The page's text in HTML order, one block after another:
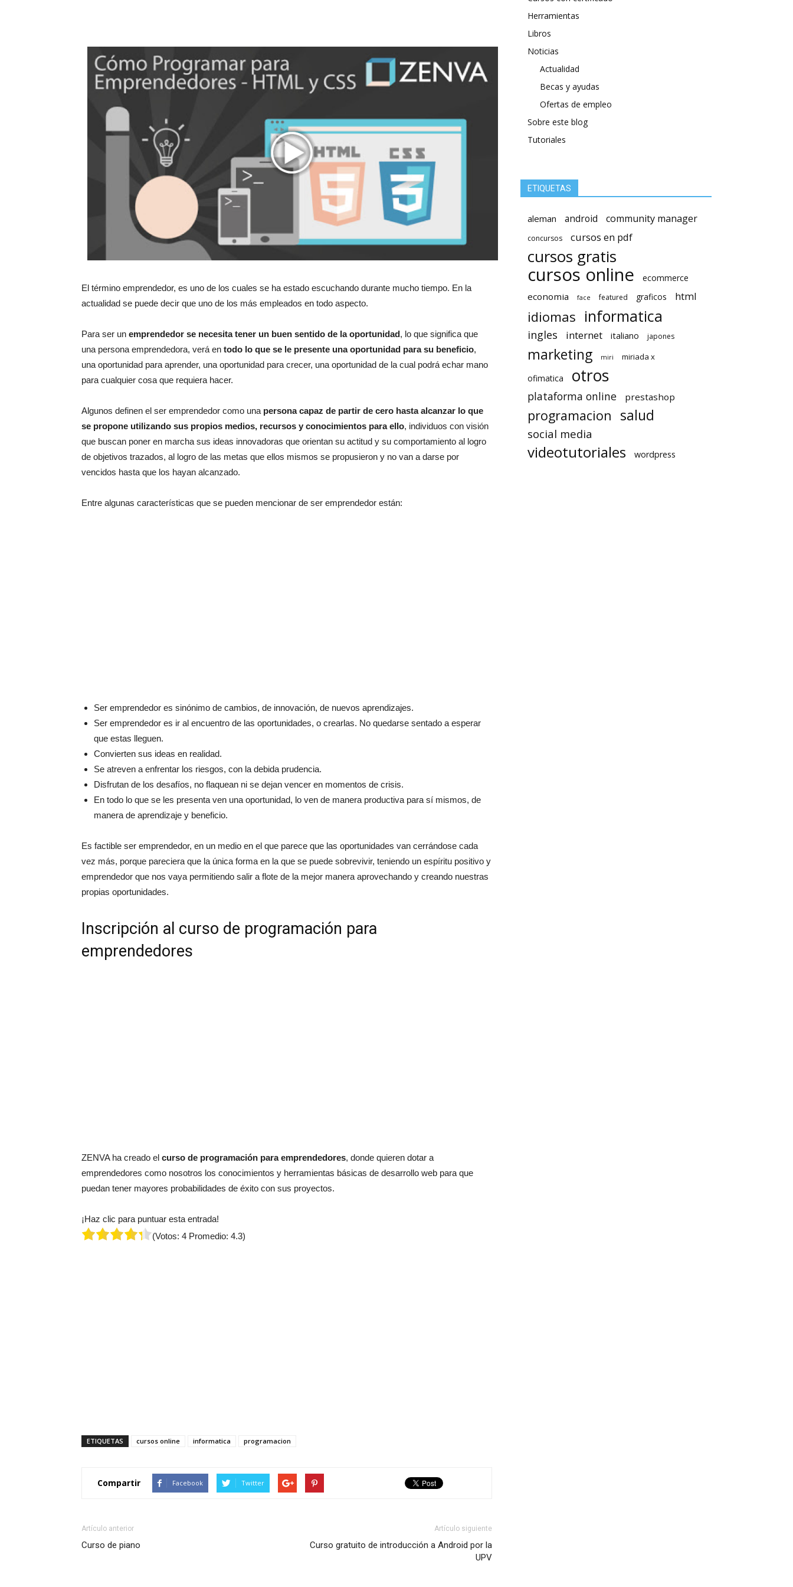
El término emprendedor, es uno de los cuales se ha estado escuchando durante mucho tiempo. En la
actualidad se puede decir que uno de los más empleados en todo aspecto.
Para ser un emprendedor se necesita tener un buen sentido de la oportunidad, lo que significa que
una persona emprendedora, verá en todo lo que se le presente una oportunidad para su beneficio,
una oportunidad para aprender, una oportunidad para crecer, una oportunidad de la cual podrá echar mano
para cualquier cosa que requiera hacer.
Algunos definen el ser emprendedor como una persona capaz de partir de cero hasta alcanzar lo que
se propone utilizando sus propios medios, recursos y conocimientos para ello, individuos con visión
que buscan poner en marcha sus ideas innovadoras que orientan su actitud y su comportamiento al logro
de objetivos trazados, al logro de las metas que ellos mismos se propusieron y no van a darse por
vencidos hasta que los hayan alcanzado.
Entre algunas características que se pueden mencionar de ser emprendedor están:
Ser emprendedor es sinónimo de cambios, de innovación, de nuevos aprendizajes.
Ser emprendedor es ir al encuentro de las oportunidades, o crearlas. No quedarse sentado a esperar
que estas lleguen.
Convierten sus ideas en realidad.
Se atreven a enfrentar los riesgos, con la debida prudencia.
Disfrutan de los desafíos, no flaquean ni se dejan vencer en momentos de crisis.
En todo lo que se les presenta ven una oportunidad, lo ven de manera productiva para sí mismos, de
manera de aprendizaje y beneficio.
Es factible ser emprendedor, en un medio en el que parece que las oportunidades van cerrándose cada
vez más, porque pareciera que la única forma en la que se puede sobrevivir, teniendo un espíritu positivo y
emprendedor que nos vaya permitiendo salir a flote de la mejor manera aprovechando y creando nuestras
propias oportunidades.
Inscripción al curso de programación para
emprendedores
ZENVA ha creado el curso de programación para emprendedores, donde quieren dotar a
emprendedores como nosotros los conocimientos y herramientas básicas de desarrollo web para que
puedan tener mayores probabilidades de éxito con sus proyectos.
¡Haz clic para puntuar esta entrada!
(Votos: 4 Promedio: 4.3)
ETIQUETAS cursos online informatica programacion
Compartir Facebook Twitter
Artículo anterior
Curso de piano
Artículo siguiente
Curso gratuito de introducción a Android por la
UPV
Herramientas
Libros
Noticias
Actualidad
Becas y ayudas
Ofertas de empleo
Sobre este blog
Tutoriales
ETIQUETAS
aleman android community manager
concursos cursos en pdf
cursos gratis
cursos online ecommerce
economia face featured graficos html
idiomas informatica
ingles internet italiano japones
marketing miri miriada x
ofimatica otros
plataforma online prestashop
programacion salud
social media
videotutoriales wordpress